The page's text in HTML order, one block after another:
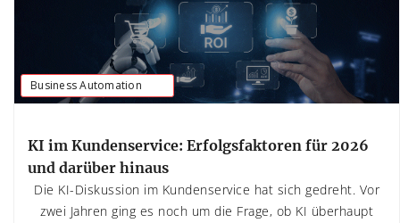
Business Automation
KI im Kundenservice: Erfolgsfaktoren für 2026
und darüber hinaus
Die KI-Diskussion im Kundenservice hat sich gedreht. Vor
zwei Jahren ging es noch um die Frage, ob KI überhaupt